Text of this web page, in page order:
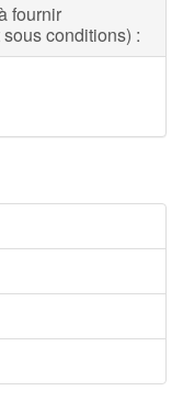
fournir
conditions) :